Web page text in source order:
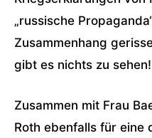
„russische
Zusammenhang
gibt es nichts zu sehen!
Zusammen mit Frau
Roth ebenfalls für eine